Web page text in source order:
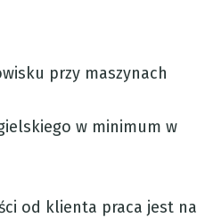
przy maszynach
w minimum w
od klienta praca jest na